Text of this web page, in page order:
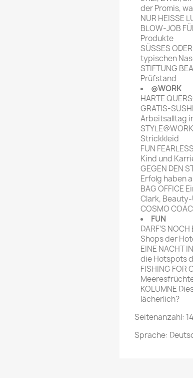
der Promis,
NUR HEISSE
BLOW-JOB
Produkte
SÜSSES
typischen
STIFTUNG
Prüfstand
@WORK
HARTE
GRATIS-
Arbeitsalltag
Strickkleid
FUN
Kind und
GEGEN DEN
Erfolg haben
BAG OFFICE
Clark,
COSMO
FUN
DARF’S
Shops der
EINE NACHT
die Hotspots
FISHING FOR
KOLUMNE
lächerlich?
Seitenanzahl:
Sprache: